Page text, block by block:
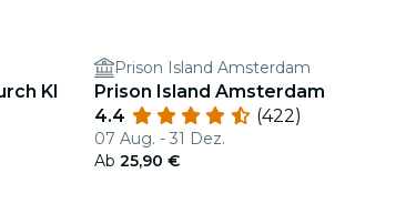
KI
Prison Island Amsterdam
Prison Island Amsterdam
4.4
(422)
07 Aug. - 31 Dez.
Ab 25,90 €